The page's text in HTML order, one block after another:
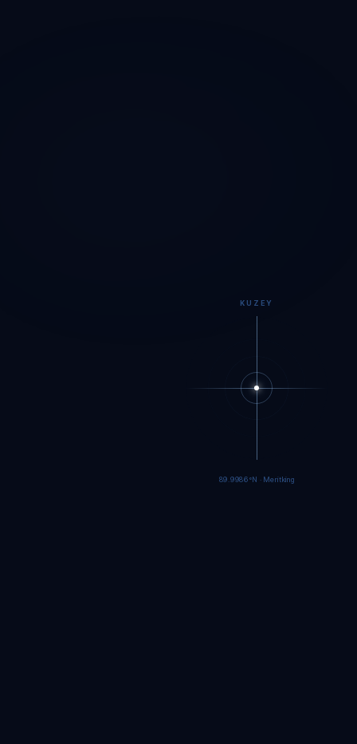
KUZEY
89.9984°N · Meritking